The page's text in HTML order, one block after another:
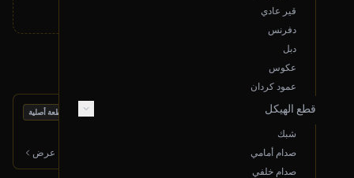
قير عادي
دفرنس
دبل
عكوس
عمود كردان
قطع الهيكل
شبك
صدام أمامي
صدام خلفي
منتجات أخرى قد تعجبك
بحالة ممتازة قطعة أصلية
عرض